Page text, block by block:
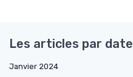
Les articles par date
Janvier 2024